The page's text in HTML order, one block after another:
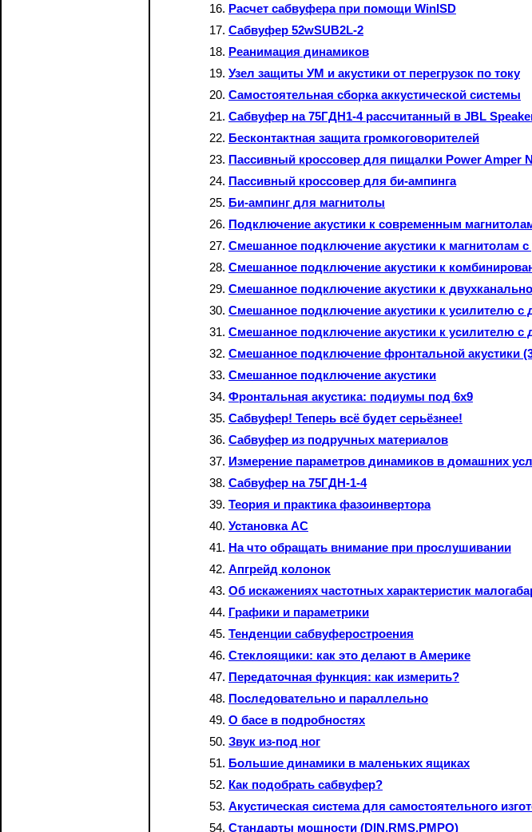
Расчет сабвуфера при помощи WinISD
Сабвуфер 52wSUB2L-2
Реанимация динамиков
Узел защиты УМ и акустики от перегрузок по току
Самостоятельная сборка аккустической системы
Сабвуфер на 75ГДН1-4 рассчитанный в JBL
Бесконтактная защита громкоговорителей
Пассивный кроссовер для пищалки Power Amper
Пассивный кроссовер для би-ампинга
Би-ампинг для магнитолы
Подключение акустики к современным
Смешанное подключение акустики к магнитолам
Смешанное подключение акустики к
Смешанное подключение акустики к
Смешанное подключение акустики к усилителю
Смешанное подключение акустики к усилителю
Смешанное подключение фронтальной акустики
Смешанное подключение акустики
Фронтальная акустика: подиумы под 6х9
Сабвуфер! Теперь всё будет серьёзнее!
Сабвуфер из подручных материалов
Измерение параметров динамиков в домашних
Сабвуфер на 75ГДН-1-4
Теория и практика фазоинвертора
Установка АС
На что обращать внимание при прослушивании
Апгрейд колонок
Об искажениях частотных характеристик
Графики и параметрики
Тенденции сабвуферостроения
Стеклоящики: как это делают в Америке
Передаточная функция: как измерить?
Последовательно и параллельно
О басе в подробностях
Звук из-под ног
Большие динамики в маленьких ящиках
Как подобрать сабвуфер?
Акустическая система для самостоятельного
Стандарты мощности (DIN,RMS,PMPO)